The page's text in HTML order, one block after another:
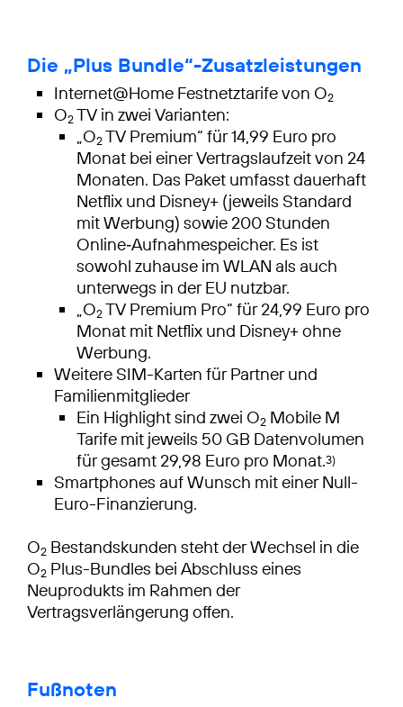
Die „Plus Bundle“-Zusatzleistungen
Internet@Home Festnetztarife von O2
O2TV in zwei Varianten:
„O2TV Premium“ für 14,99 Euro pro
Monat bei einer Vertragslaufzeit von 24
Monaten. Das Paket umfasst dauerhaft
Netflix und Disney+ (jeweils Standard
mit Werbung) sowie 200 Stunden
Online‑Aufnahmespeicher. Es ist
sowohl zuhause im WLAN als auch
unterwegs in der EU nutzbar.
„O2TV Premium Pro“ für 24,99 Euro pro
Monat mit Netflix und Disney+ ohne
Werbung.
Weitere SIM-Karten für Partner und
Familienmitglieder
Ein Highlight sind zwei O2 Mobile M
Tarife mit jeweils 50 GB Datenvolumen
für gesamt 29,98 Euro pro Monat.3)
Smartphones auf Wunsch mit einer Null-
Euro-Finanzierung.
O2 Bestandskunden steht der Wechsel in die
O2 Plus-Bundles bei Abschluss eines
Neuprodukts im Rahmen der
Vertragsverlängerung offen.
Fußnoten